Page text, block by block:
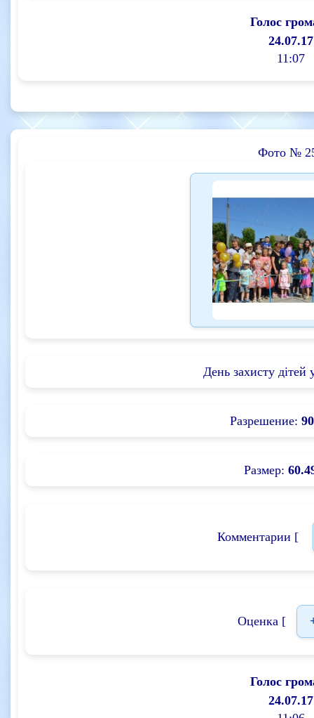
Голос
24.07.17
11:07
Фото №
День захисту дітей
Разрешение:
Размер:
Комментарии [
Оценка [
Голос
24.07.17